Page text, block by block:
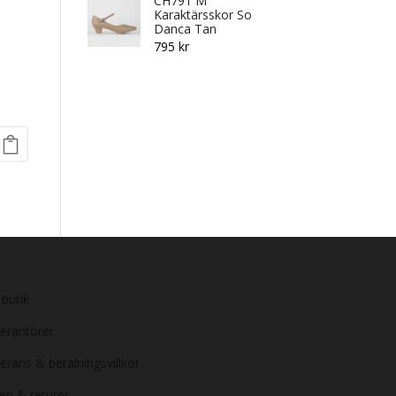
Karaktärsskor So
Danca Tan
795 kr